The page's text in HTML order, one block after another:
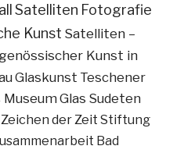
Satelliten Fotografie
Kunst Satelliten –
Kunst in
Glaskunst Teschener
MuseumGlas Sudeten
Zeichen der Zeit Stiftung
Bad